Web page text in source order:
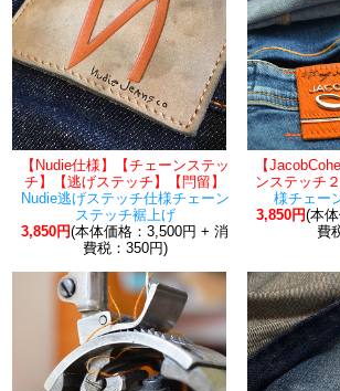
【Nudie仕様】【チェーンステッ
チ】【逃げステッチ】【閂留】
Nudie逃げステッチ仕様チェーン
ステッチ裾上げ
3,850円(本体価格：3,500円 + 消
費税：350円)
【
ンステッチ
様チェー
3,850円(本
費